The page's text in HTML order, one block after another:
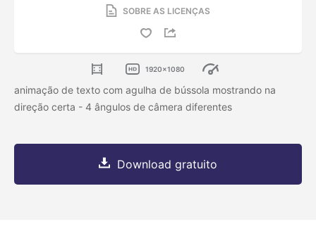
SOBRE AS LICENÇAS
1920x1080
animação de texto com agulha de bússola mostrando na
direção certa - 4 ângulos de câmera diferentes
Download gratuito